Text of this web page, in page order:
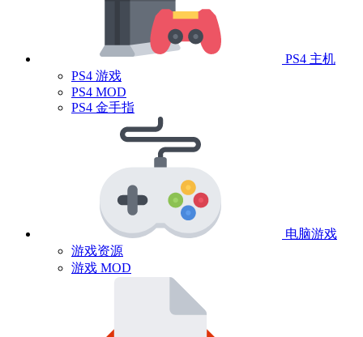
PS4 主机
PS4 游戏
PS4 MOD
PS4 金手指
电脑游戏
游戏资源
游戏 MOD